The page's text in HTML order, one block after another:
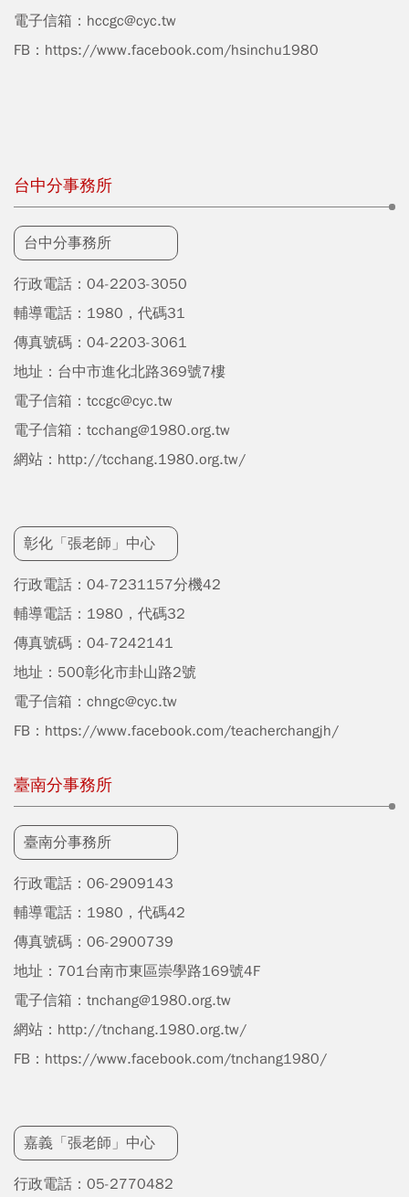
電子信箱： hccgc@cyc.tw
FB： https://www.facebook.com/hsinchu1980
台中分事務所
台中分事務所
行政電話：04-2203-3050
輔導電話：1980，代碼31
傳真號碼：04-2203-3061
地址：台中市進化北路369號7樓
電子信箱： tccgc@cyc.tw
電子信箱： tcchang@1980.org.tw
網站： http://tcchang.1980.org.tw/
彰化「張老師」中心
行政電話：04-7231157分機42
輔導電話：1980，代碼32
傳真號碼：04-7242141
地址：500彰化市卦山路2號
電子信箱： chngc@cyc.tw
FB： https://www.facebook.com/teacherchangjh/
臺南分事務所
臺南分事務所
行政電話：06-2909143
輔導電話：1980，代碼42
傳真號碼：06-2900739
地址：701台南市東區崇學路169號4F
電子信箱： tnchang@1980.org.tw
網站： http://tnchang.1980.org.tw/
FB： https://www.facebook.com/tnchang1980/
嘉義「張老師」中心
行政電話：05-2770482